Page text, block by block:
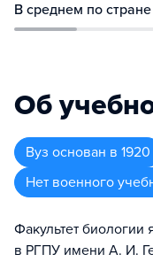
В среднем по стране
Об
Вуз основан в 1920
Нет военного
Факультет
в РГПУ имени А. И.